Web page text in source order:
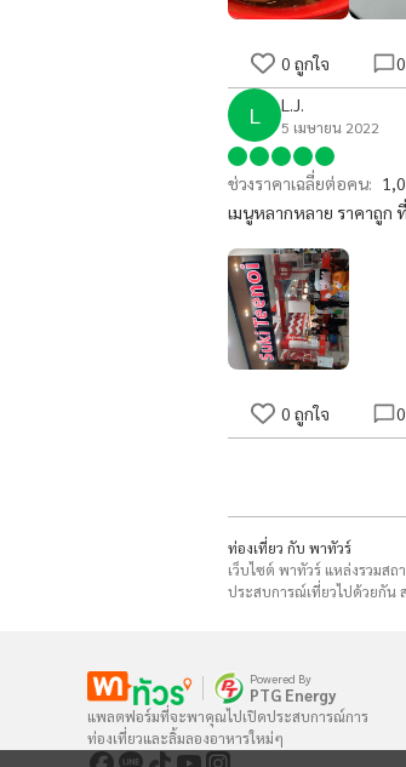
0 ถูกใจ 0
L L.J.
5 เมษายน 2022
ช่วงราคาเฉลี่ยต่อคน:
เมนูหลากหลาย ราคาถูก
0 ถูกใจ 0
ท่องเที่ยว กับ พาทัวร์
เว็บไซต์ พาทัวร์ แหล่งรวมส
ประสบการณ์เที่ยวไปด้วยกัน
Powered By
PTG Energy
แพลตฟอร์มที่จะพาคุณไปเปิดประสบการณ์การ
ท่องเที่ยวและลิ้มลองอาหารใหม่ๆ